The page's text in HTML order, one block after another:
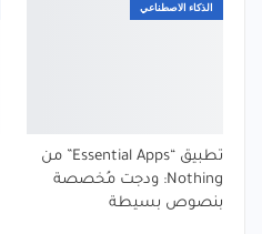
الذكاء الاصطناعي
تطبيق “Essential Apps” من
Nothing: ودجت مُخصصة
بنصوص بسيطة